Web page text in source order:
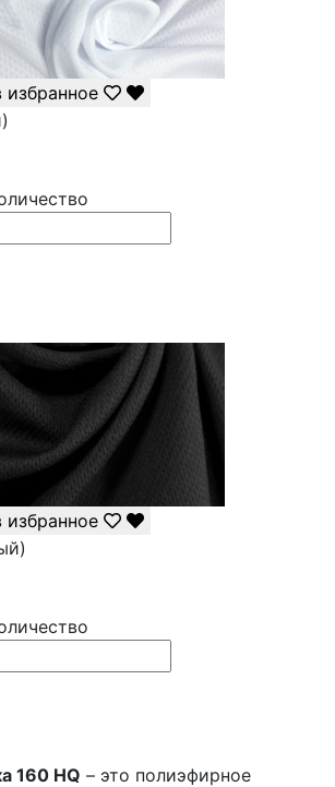
избранное
избранное
160 HQ – это полиэфирное